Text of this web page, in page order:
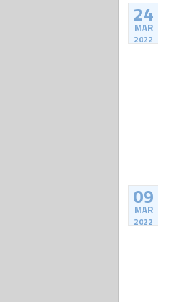
24
MAR
2022
09
MAR
2022